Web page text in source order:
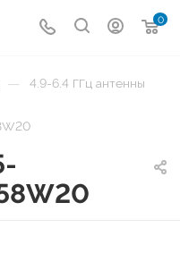
0
— 4.9-6.4 ГГц антенны